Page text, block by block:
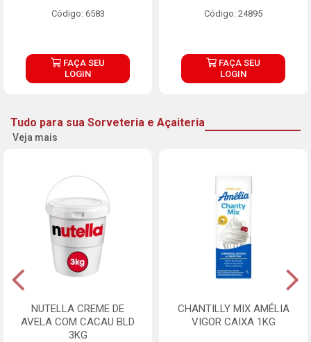
Código: 6583
FAÇA SEU
LOGIN
Código: 24895
FAÇA SEU
LOGIN
Tudo para sua Sorveteria e Açaiteria
Veja mais
NUTELLA CREME DE
AVELA COM CACAU BLD
3KG
CHANTILLY MIX AMÉLIA
VIGOR CAIXA 1KG